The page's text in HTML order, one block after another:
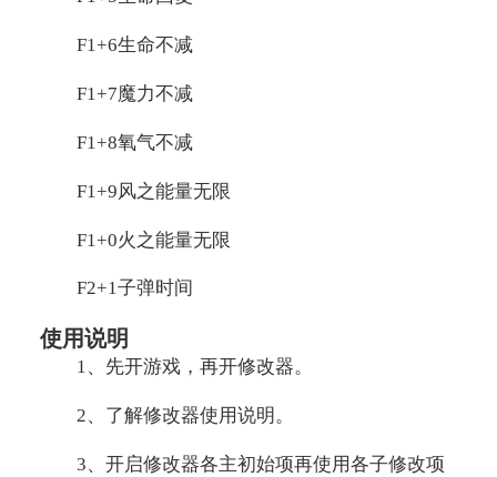
F1+6生命不减
F1+7魔力不减
F1+8氧气不减
F1+9风之能量无限
F1+0火之能量无限
F2+1子弹时间
使用说明
1、先开游戏，再开修改器。
2、了解修改器使用说明。
3、开启修改器各主初始项再使用各子修改项